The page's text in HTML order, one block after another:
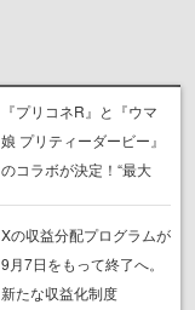
『プリコネR』と『ウマ
娘 プリティーダービー』
のコラボが決定！“最大
ンペーンなども発表
Xの収益分配プログラムが
9月7日をもって終了へ。
新たな収益化制度